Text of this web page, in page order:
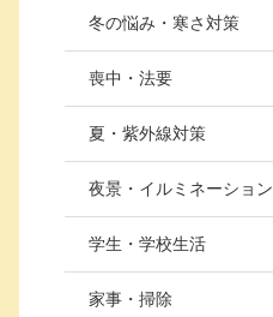
冬の悩み・寒さ対策
喪中・法要
夏・紫外線対策
夜景・イルミネーション
学生・学校生活
家事・掃除